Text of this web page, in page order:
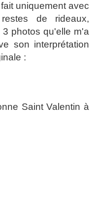
uniquement avec
de rideaux,
photos qu'elle m'a
son interprétation
:
Saint Valentin à